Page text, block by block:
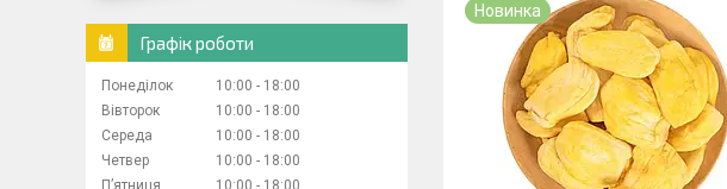
Новинка
Графік роботи
Понеділок 10:00
18:00
Вівторок
10:00
18:00
Середа
10:00
18:00
Четвер
10:00
18:00
Пʼятниця
10:00
18:00